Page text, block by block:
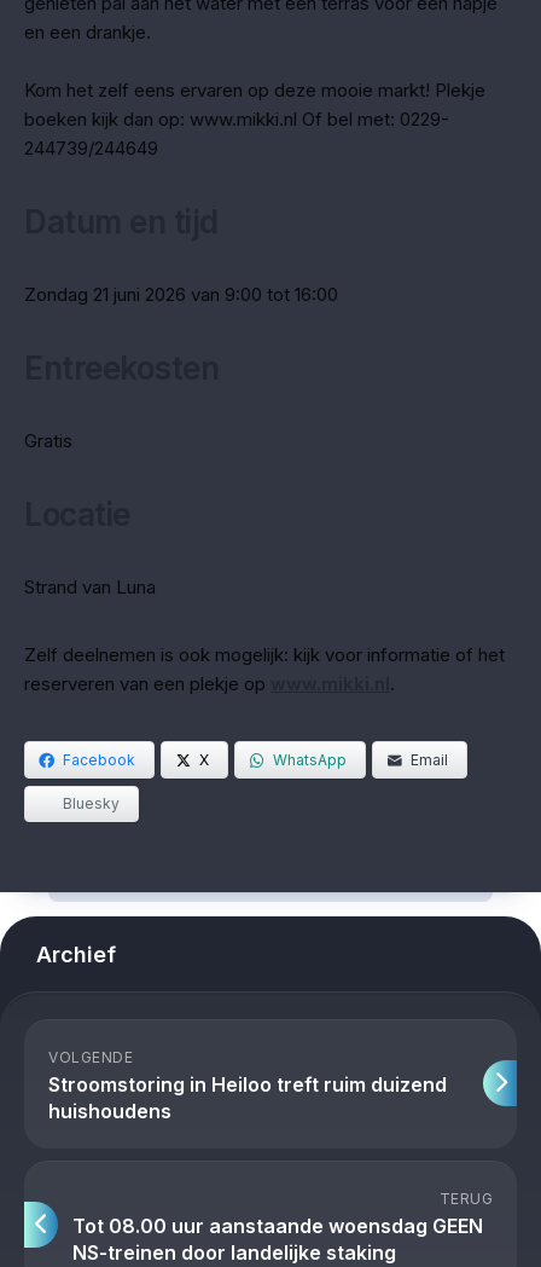
en een drankje.
Kom het zelf eens ervaren op deze mooie markt! Plekje
boeken kijk dan op: www.mikki.nl Of bel met: 0229-
244739/244649
Zondag 21 juni 2026 van 9:00 tot 16:00
Gratis
Strand van Luna
Zelf deelnemen is ook mogelijk: kijk voor informatie of het
reserveren van een plekje op
.
Facebook X WhatsApp Email
Bluesky
Archief
VOLGENDE
Stroomstoring in Heiloo treft ruim duizend
huishoudens
TERUG
Tot 08.00 uur aanstaande woensdag GEEN
NS-treinen door landelijke staking